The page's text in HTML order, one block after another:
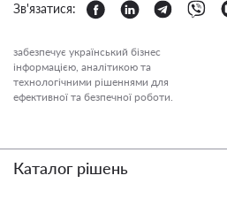
Зв'язатися:
забезпечує український бізнес
інформацією, аналітикою та
технологічними рішеннями для
ефективної та безпечної роботи.
Каталог рішень